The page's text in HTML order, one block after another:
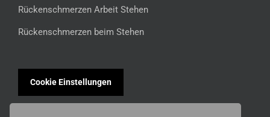
Rückenschmerzen Arbeit Stehen
Rückenschmerzen beim Stehen
Cookie Einstellungen